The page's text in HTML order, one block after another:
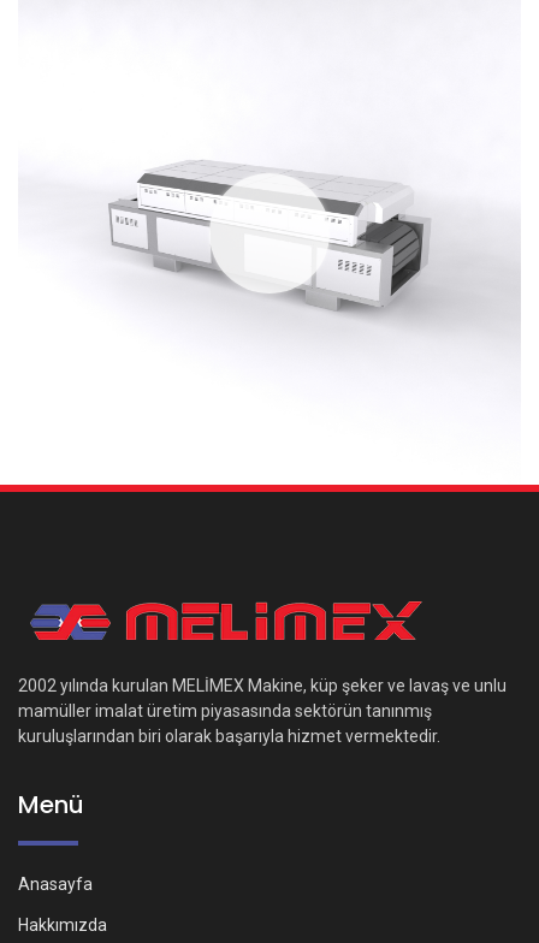
2002 yılında kurulan MELİMEX Makine, küp şeker ve lavaş ve unlu
mamüller imalat üretim piyasasında sektörün tanınmış
kuruluşlarından biri olarak başarıyla hizmet vermektedir.
Menü
Anasayfa
Hakkımızda